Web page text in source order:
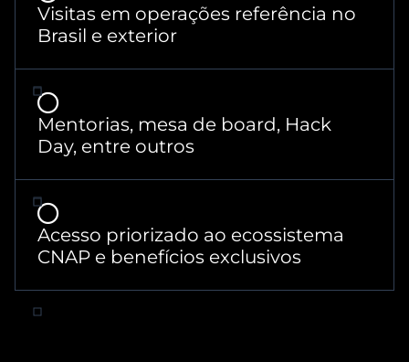
Visitas em operações referência no
Brasil e exterior
Mentorias, mesa de board, Hack
Day, entre outros
Acesso priorizado ao ecossistema
CNAP e benefícios exclusivos